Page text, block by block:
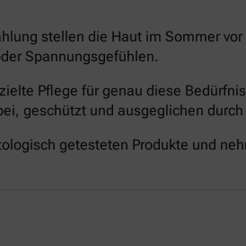
stellen die Haut im Sommer
Spannungsgefühlen.
Pflege für genau diese
geschützt und ausgeglichen
getesteten Produkte und